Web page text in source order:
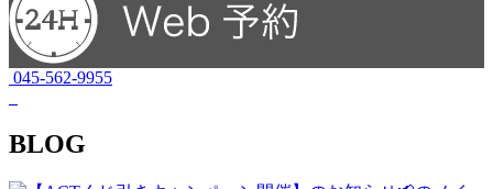
045-562-9955
BLOG